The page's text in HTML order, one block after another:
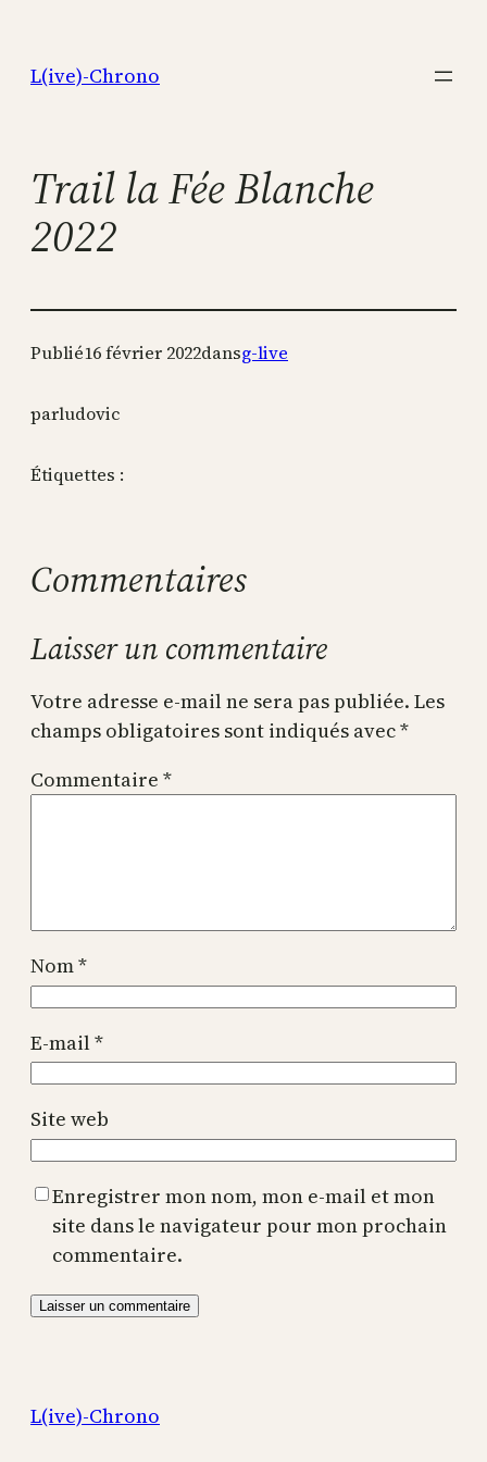
contenu
L(ive)-Chrono
Trail la Fée Blanche
2022
Publié16 février 2022dansg-live
parludovic
Étiquettes :
Commentaires
Laisser un commentaire
Votre adresse e-mail ne sera pas publiée. Les
champs obligatoires sont indiqués avec*
Commentaire *
Nom*
E-mail*
Site web
Enregistrer mon nom, mon e-mail et mon
site dans le navigateur pour mon prochain
commentaire.
L(ive)-Chrono